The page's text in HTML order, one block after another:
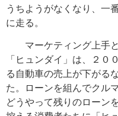
うちようがなくなり、一
に走る。
マーケティング上手と
「ヒュンダイ」は、２０
る自動車の売上が下がる
た。ローンを組んでクル
どうやって残りのローン